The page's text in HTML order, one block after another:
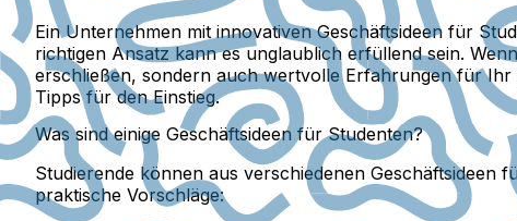
Ein Unternehmen mit innovativen Geschäftsideen für
richtigen Ansatz kann es unglaublich erfüllend sein.
erschließen, sondern auch wertvolle Erfahrungen für
Tipps für den Einstieg.
Was sind einige Geschäftsideen für Studenten?
Studierende können aus verschiedenen Geschäftsideen
praktische Vorschläge: